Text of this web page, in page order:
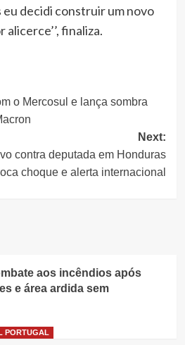
eu decidi construir um novo
finaliza.
o Mercosul e lança sombra
Next:
contra deputada em Honduras
choque e alerta internacional
aos incêndios após
e área ardida sem
PORTUGAL